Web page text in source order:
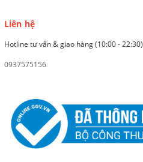
Liên hệ
Hotline tư vấn & giao hàng (10:00 - 22:30)
0937575156